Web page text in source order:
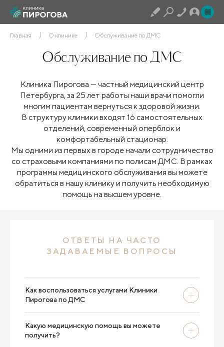
Главная О клинике Обслуживание по ДМС
Обслуживание по ДМС
Клиника Пирогова — частный медицинский центр
Петербурга, за 25 лет работы наши врачи помогли
многим пациентам вернуться к здоровой жизни.
В структуру клиники входят 16 самостоятельных
отделений, современный оперблок и
комфортабельный стационар.
Мы одними из первых в городе начали сотрудничество
со страховыми компаниями по полисам ДМС. В рамках
программы медицинского обслуживания вы можете
обратиться в нашу клинику и получить необходимую
помощь на высшем уровне.
ОТВЕТЫ НА ЧАСТО
ЗАДАВАЕМЫЕ ВОПРОСЫ
Как воспользоваться услугами Клиники
Пирогова по ДМС
Какую медицинскую помощь вы можете
получить?